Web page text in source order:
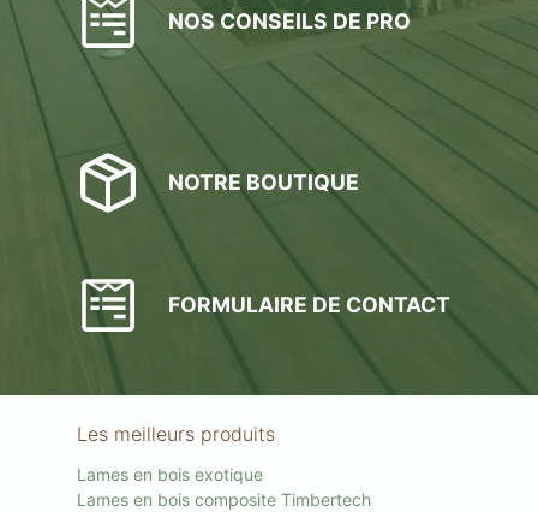
NOS CONSEILS DE PRO
NOTRE BOUTIQUE
FORMULAIRE DE CONTACT
Les meilleurs produits
Lames en bois exotique
Lames en bois composite Timbertech